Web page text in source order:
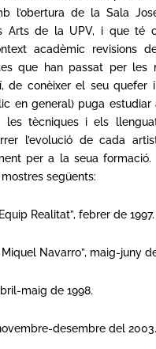
l’obertura de la Sala
Arts de la UPV, i que té
acadèmic revisions
que han passat per les
de conèixer el seu quefer
en general) puga
les tècniques i els
l’evolució de cada
per a la seua formació.
següents:
Realitat”, febrer de 1997.
Navarro”, maig-juny
maig de 1998.
desembre del 2003.